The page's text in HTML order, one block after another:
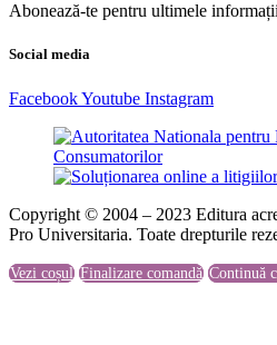
Abonează-te pentru ultimele informații
Social media
FacebookYoutube Instagram
Copyright © 2004 – 2023 Editura
Pro Universitaria. Toate drepturile
Vezi coșul Finalizare comandă Continuă